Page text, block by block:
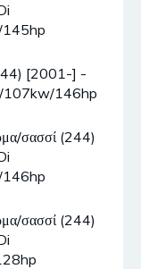
[2001-] -
107kw/146hp
σασσί (244)
σασσί (244)